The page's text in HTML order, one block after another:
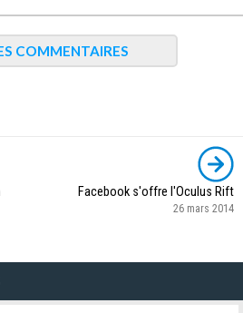
COMMENTAIRES
Facebook s'offre l'Oculus Rift
26 mars 2014